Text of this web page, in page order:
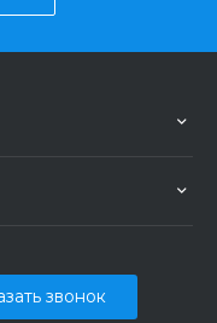
звонок